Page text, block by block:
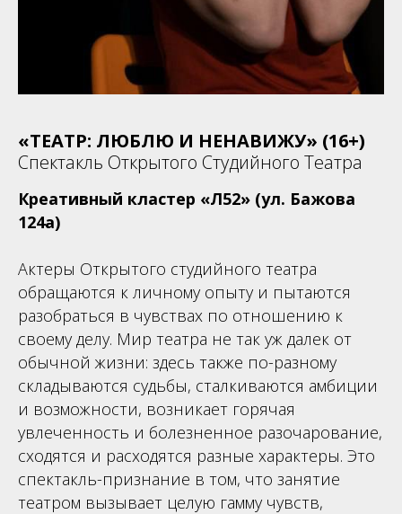
«ТЕАТР: ЛЮБЛЮ И НЕНАВИЖУ» (16+)
Спектакль Открытого Студийного Театра
Креативный кластер «Л52» (ул. Бажова
124а)
Актеры Открытого студийного театра
обращаются к личному опыту и пытаются
разобраться в чувствах по отношению к
своему делу. Мир театра не так уж далек от
обычной жизни: здесь также по-разному
складываются судьбы, сталкиваются амбиции
и возможности, возникает горячая
увлеченность и болезненное разочарование,
сходятся и расходятся разные характеры. Это
спектакль-признание в том, что занятие
театром вызывает целую гамму чувств,